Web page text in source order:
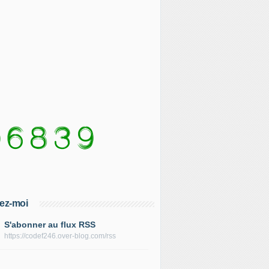
moi
S'abonner au flux RSS
https://codef246.over-blog.com/rss